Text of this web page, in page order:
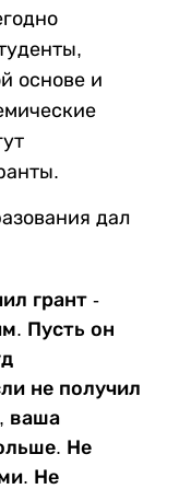
основе и
дал
грант -
Пусть он
не получил
ваша
Не
Не